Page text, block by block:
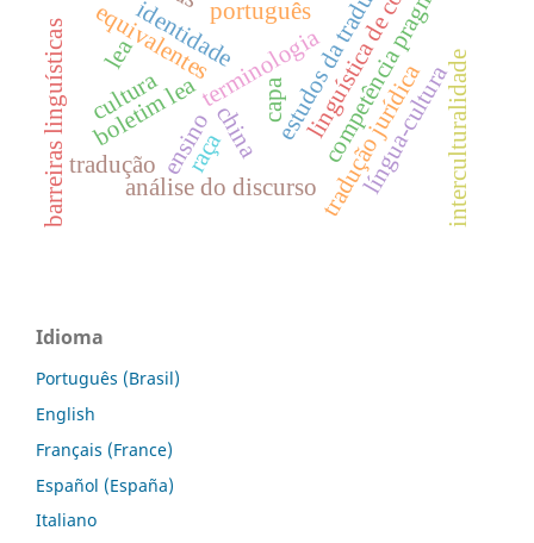
raça
capa competência pragmática
análise do discurso
ensino
português
terminologia
equivalentes
tradução jurídica
estudos da tradução
linguística de corpus
identidade
boletim lea
tradução língua-cultura
china
barreiras linguísticas cultura interculturalidade
lea
Idioma
Português (Brasil)
English
Français (France)
Español (España)
Italiano